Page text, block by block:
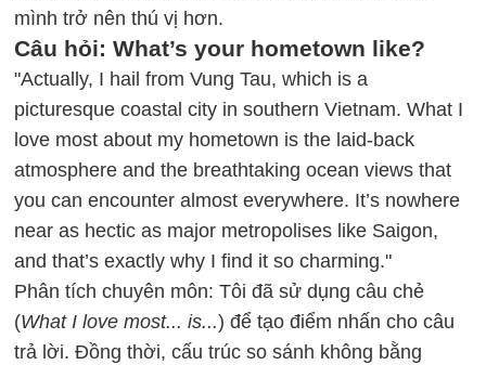
mình trở nên thú vị hơn.
Câu hỏi: What’s your hometown like?
"Actually, I hail from Vung Tau, which is a
picturesque coastal city in southern Vietnam. What I
love most about my hometown is the laid-back
atmosphere and the breathtaking ocean views that
you can encounter almost everywhere. It’s nowhere
near as hectic as major metropolises like Saigon,
and that’s exactly why I find it so charming."
Phân tích chuyên môn: Tôi đã sử dụng câu chẻ
(What I love most... is...) để tạo điểm nhấn cho câu
trả lời. Đồng thời, cấu trúc so sánh không bằng